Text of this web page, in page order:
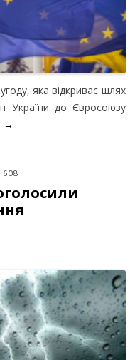
яка відкриває шлях
України до Євросоюзу
→
608